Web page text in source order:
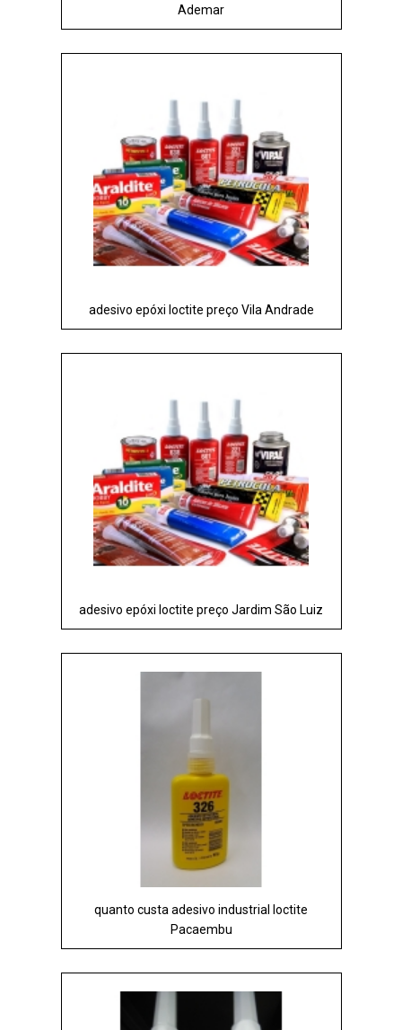
Ademar
adesivo epóxi loctite preço Vila Andrade
adesivo epóxi loctite preço Jardim São Luiz
quanto custa adesivo industrial loctite
Pacaembu